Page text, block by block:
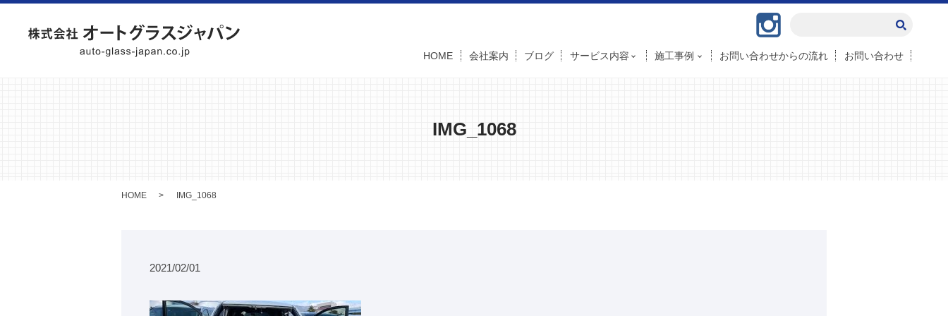
HOME 会社案内 ブログ サービス内容 施工事例 お問い合わせからの流れ お問い合わせ
IMG_1068
HOME IMG_1068
2021/02/01